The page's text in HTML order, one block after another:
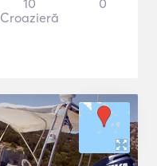
10
Croazieră
0